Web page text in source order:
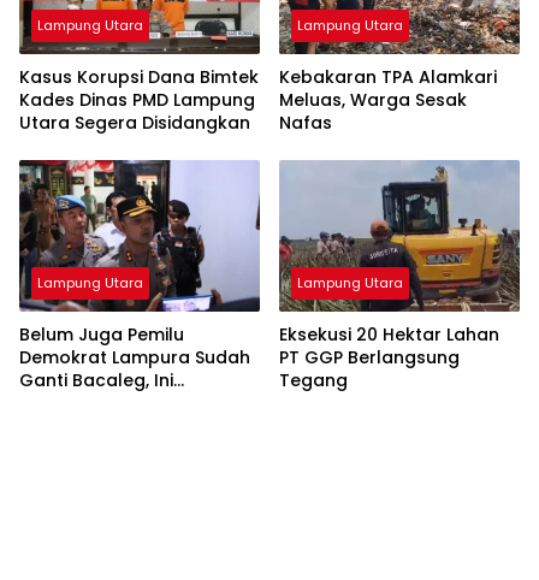
Lampung Utara
Kasus Korupsi Dana Bimtek
Kades Dinas PMD Lampung
Utara Segera Disidangkan
Lampung Utara
Kebakaran TPA Alamkari
Meluas, Warga Sesak
Nafas
Lampung Utara
Belum Juga Pemilu
Demokrat Lampura Sudah
Ganti Bacaleg, Ini
Lampung Utara
Eksekusi 20 Hektar Lahan
PT GGP Berlangsung
Tegang